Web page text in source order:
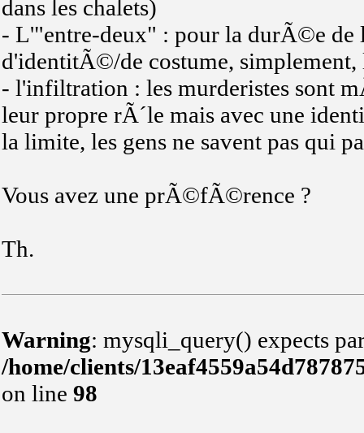
dans les chalets)
- L'"entre-deux" : pour la durÃ©e de
d'identitÃ©/de costume, simplement,
- l'infiltration : les murderistes sont
leur propre rÃ´le mais avec une
la limite, les gens ne savent pas qui
Vous avez une prÃ©fÃ©rence ?
Th.
Warning: mysqli_query() expects
/home/clients/
on line 98